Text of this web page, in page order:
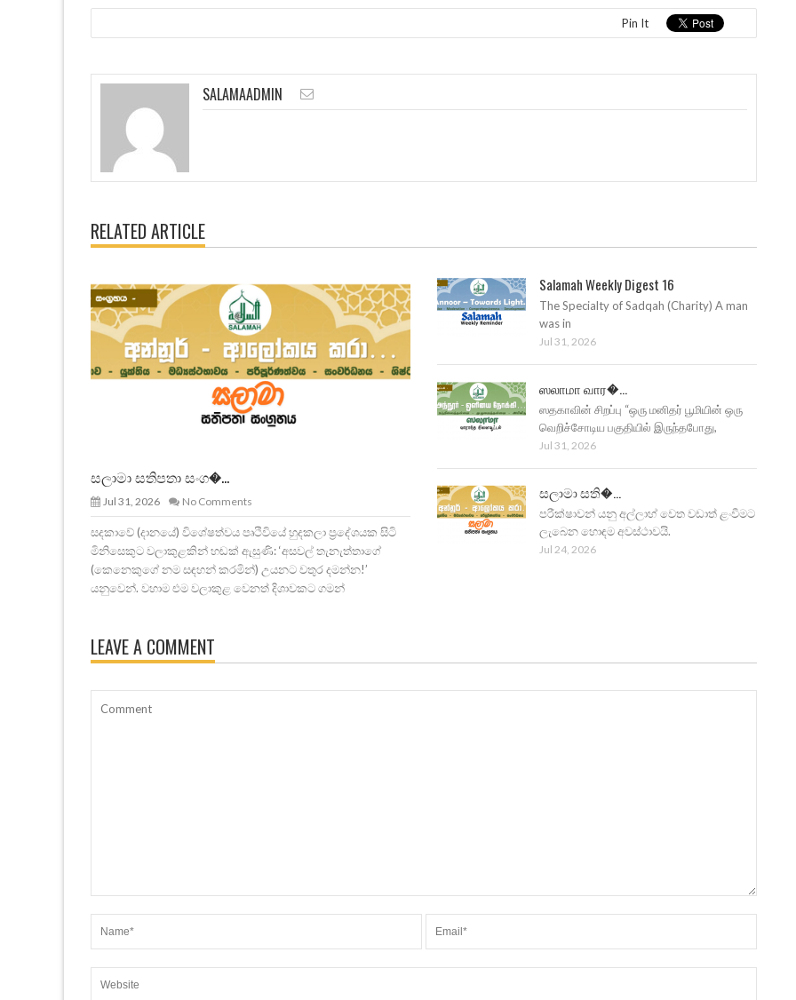
Pin It
SALAMAADMIN
RELATED ARTICLE
සලාමා සතිපතා සංග�...
Jul 31, 2026 No Comments
සදකාවේ (දානයේ) විශේෂත්වය පෘථිවියේ හුදකලා ප්‍රදේශයක සිටි
මිනිසෙකුට වලාකුළකින් හඬක් ඇසුණි: ‘අසවල් තැනැත්තාගේ
(කෙනෙකුගේ නම සඳහන් කරමින්) උයනට වතුර දමන්න!’
යනුවෙන්. වහාම එම වලාකුළ වෙනත් දිශාවකට ගමන්
Salamah Weekly Digest 16
The Specialty of Sadqah (Charity) A man
was in
Jul 31, 2026
ஸலாமா வார�...
ஸதகாவின் சிறப்பு “ஒரு மனிதர் பூமியின் ஒரு
வெறிச்சோடிய பகுதியில் இருந்தபோது,
Jul 31, 2026
සලාමා සති�...
පරීක්ෂාවන් යනු අල්ලාහ් වෙත වඩාත් ළංවීමට
ලැබෙන හොඳම අවස්ථාවයි.
Jul 24, 2026
LEAVE A COMMENT